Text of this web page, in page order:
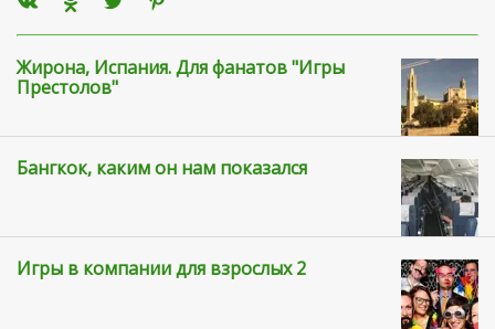
Жирона, Испания. Для фанатов "Игры
Престолов"
Бангкок, каким он нам показался
Игры в компании для взрослых 2